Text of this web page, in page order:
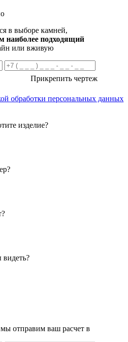
в выборе камней,
наиболее подходящий
или вживую
Прикрепить чертеж
обработки персональных данных
изделие?
видеть?
отправим ваш расчет в